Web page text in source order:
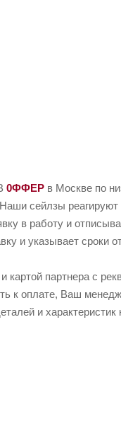
0ФФЕР в Москве по
сейлзы реагируют
в работу и
и указывает сроки
картой партнера с
к оплате, Ваш
и